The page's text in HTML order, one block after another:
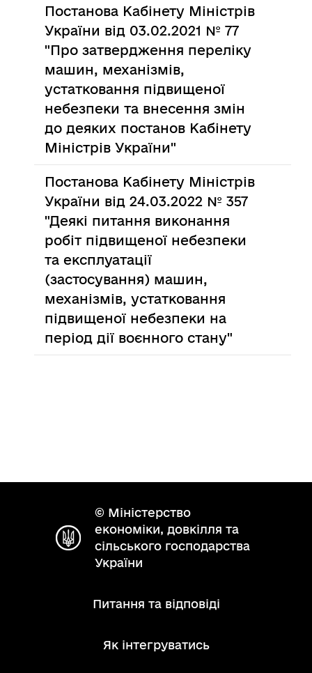
Постанова Кабінету Міністрів
України від 03.02.2021 № 77
"Про затвердження переліку
машин, механізмів,
устатковання підвищеної
небезпеки та внесення змін
до деяких постанов Кабінету
Міністрів України"
Постанова Кабінету Міністрів
України від 24.03.2022 № 357
"Деякі питання виконання
робіт підвищеної небезпеки
та експлуатації
(застосування) машин,
механізмів, устатковання
підвищеної небезпеки на
період дії воєнного стану"
© Міністерство
економіки, довкілля та
сільського господарства
України
Питання та відповіді
Як інтегруватись